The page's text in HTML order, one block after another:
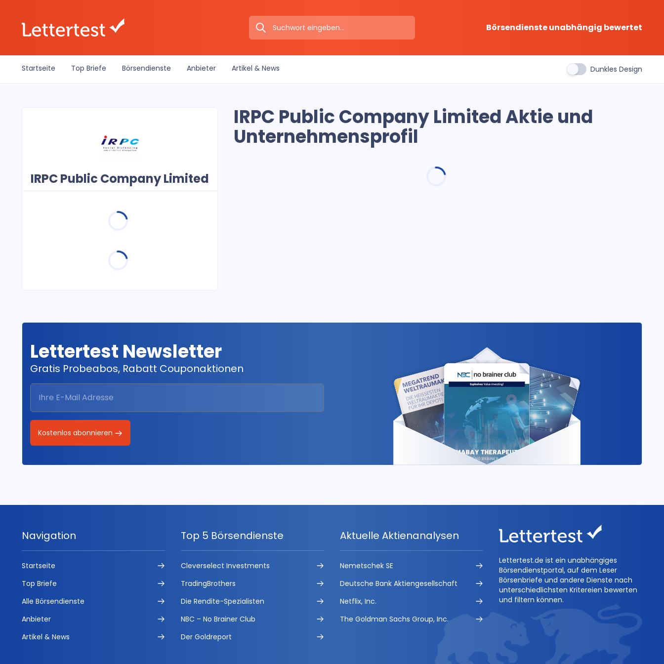
Börsendienste unabhängig bewertet
Startseite Top Briefe Börsendienste Anbieter Artikel & News Dunkles Design
IRPC Public Company Limited
IRPC Public Company Limited Aktie und
Unternehmensprofil
Lettertest Newsletter
Gratis Probeabos, Rabatt Couponaktionen
Kostenlos abonnieren
Navigation
Startseite
Top Briefe
Alle Börsendienste
Anbieter
Artikel & News
Top 5 Börsendienste
Cleverselect Investments
TradingBrothers
Die Rendite-Spezialisten
NBC – No Brainer Club
Der Goldreport
Aktuelle Aktienanalysen
Nemetschek SE
Deutsche Bank Aktiengesellschaft
Netflix, Inc.
The Goldman Sachs Group, Inc.
Lettertest.de ist ein unabhängiges
Börsendienstportal, auf dem Leser
Börsenbriefe und andere Dienste nach
unterschiedlichsten Kritereien bewerten
und filtern können.